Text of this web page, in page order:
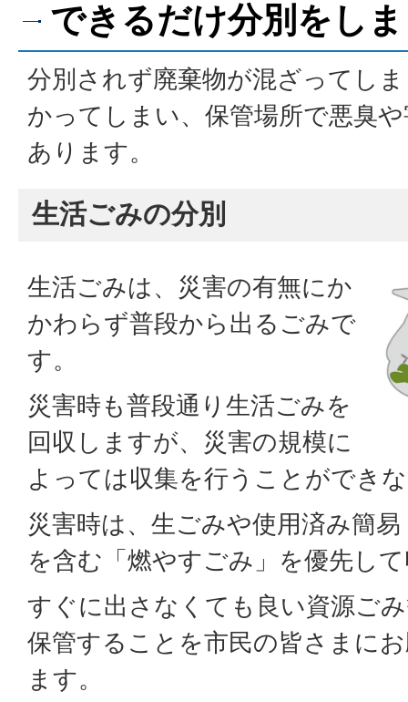
できるだけ分別をし
分別されず廃棄物が混ざってし
かってしまい、保管場所で悪臭
あります。
生活ごみの分別
生活ごみは、災害の有無にか
かわらず普段から出るごみで
す。
災害時も普段通り生活ごみを
回収しますが、災害の規模に
よっては収集を行うことができ
災害時は、生ごみや使用済み簡
を含む「燃やすごみ」を優先し
すぐに出さなくても良い資源ご
保管することを市民の皆さまに
ます。